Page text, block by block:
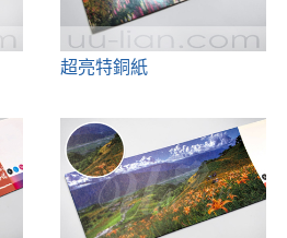
超亮特銅紙